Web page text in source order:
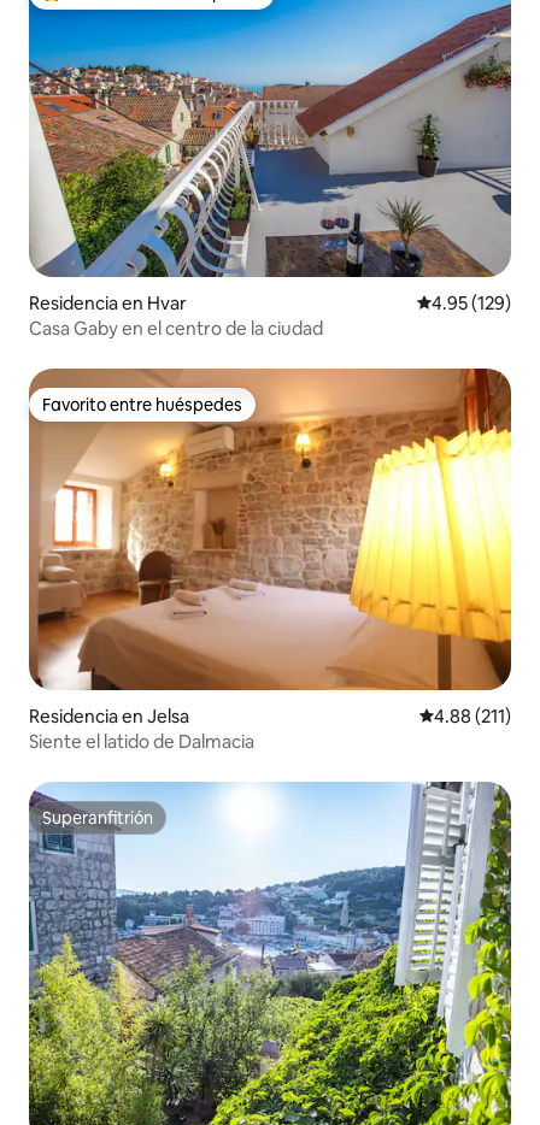
Residencia en Hvar Calificación
4.95 (129)
Casa Gaby en el centro de la ciudad
Favorito entre huéspedes
Favorito entre huéspedes
Residencia en Jelsa Calificación
4.88 (211)
Siente el latido de Dalmacia
Superanfitrión
Superanfitrión